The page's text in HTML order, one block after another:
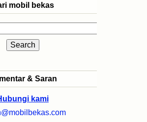
mobil bekas
& Saran
kami